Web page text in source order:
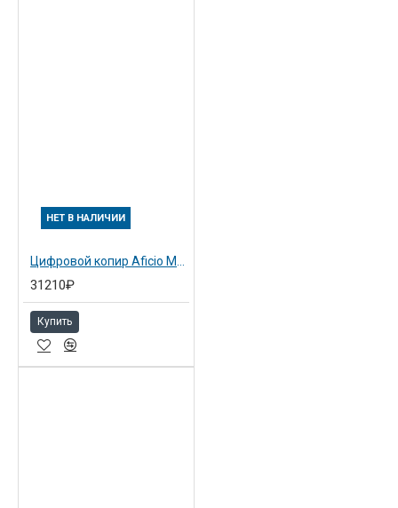
НЕТ В НАЛИЧИИ
31210₽
Купить